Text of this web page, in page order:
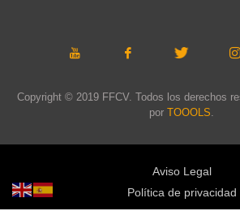
Copyright © 2019 FFCV. Todos los derechos
por TOOOLS.
Aviso Legal
Política de privacidad